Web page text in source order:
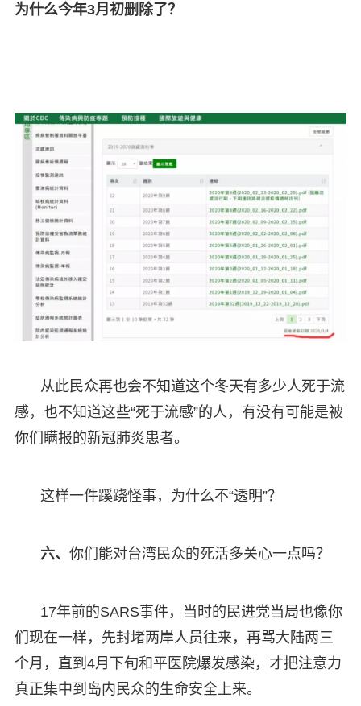
为什么今年3月初删除了？
从此民众再也会不知道这个冬天有多少人死于流
感，也不知道这些“死于流感”的人，有没有可能是被
你们瞒报的新冠肺炎患者。
这样一件蹊跷怪事，为什么不“透明”？
六、 你们能对台湾民众的死活多关心一点吗？
17年前的SARS事件，当时的民进党当局也像你
们现在一样，先封堵两岸人员往来，再骂大陆两三
个月，直到4月下旬和平医院爆发感染，才把注意力
真正集中到岛内民众的生命安全上来。